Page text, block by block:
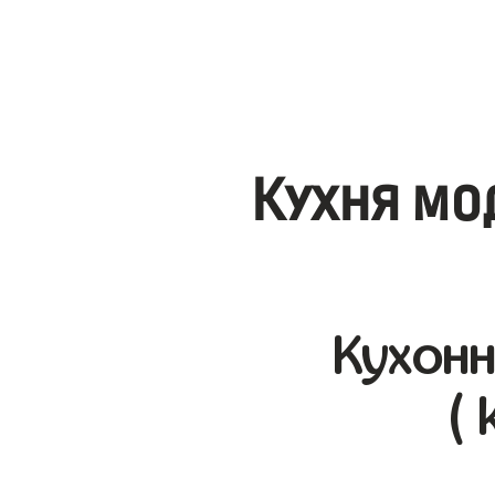
Кухня
(